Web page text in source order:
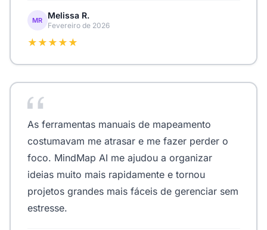
MR Melissa R.
Fevereiro de 2026
★★★★★
As ferramentas manuais de mapeamento
costumavam me atrasar e me fazer perder o
foco. MindMap AI me ajudou a organizar
ideias muito mais rapidamente e tornou
projetos grandes mais fáceis de gerenciar sem
estresse.